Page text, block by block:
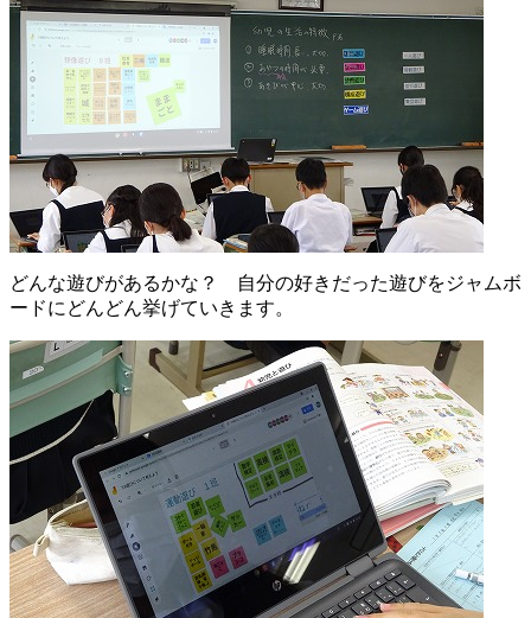
どんな遊びがあるかな？ 自分の好きだった遊びをジャムボ
ードにどんどん挙げていきます。